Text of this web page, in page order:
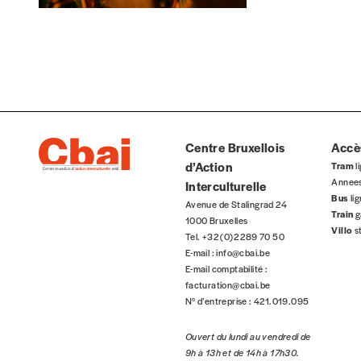
Organisation
Rue
Centre Bruxellois
d’Action
Interculturelle
Avenue de Stalingrad 24
1000 Bruxelles
Tel. +32 (0)2 289 70 50
E-mail :info@cbai.be
E-mail comptabilité :
facturation@cbai.be
N° d’entreprise : 421.019.095
Ouvert du lundi au vendredi de
9h à 13h et de 14h à 17h30.
Tram
Bus
Train
Villo